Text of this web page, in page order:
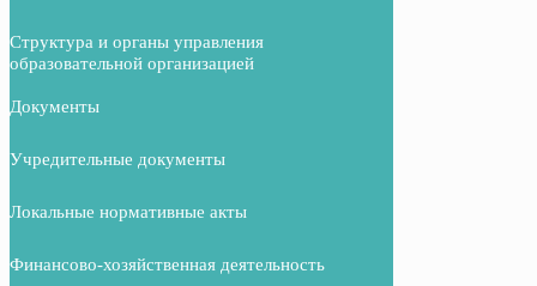
Структура и органы управления
образовательной организацией
Документы
Учредительные документы
Локальные нормативные акты
Финансово-хозяйственная деятельность